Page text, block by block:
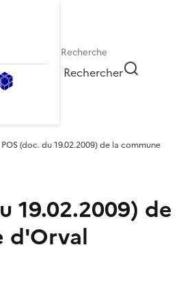
Rechercher
POS (doc. du 19.02.2009) de la commune
19.02.2009) de
d'Orval